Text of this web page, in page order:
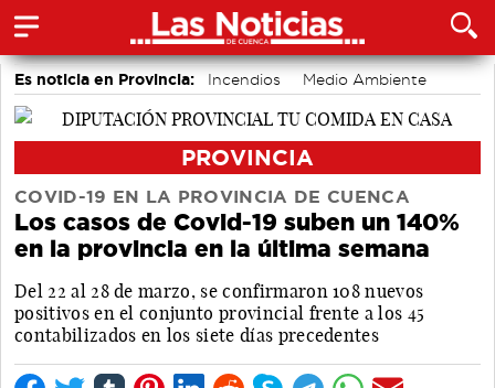
Es noticia en Provincia: Incendios
Medio Ambiente
Movilidad
PROVINCIA
COVID-19 EN LA PROVINCIA DE CUENCA
Los casos de Covid-19 suben un 140%
en la provincia en la última semana
Del 22 al 28 de marzo, se confirmaron 108 nuevos
positivos en el conjunto provincial frente a los 45
contabilizados en los siete días precedentes